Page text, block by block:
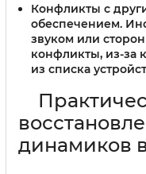
Конфликты с
обеспечением.
звуком или
конфликты, из-за
из списка
динамиков